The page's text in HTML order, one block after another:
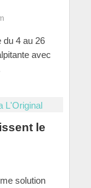
du 4 au 26
avec
le
solution